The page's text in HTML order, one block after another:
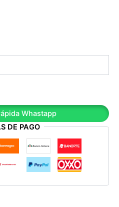
Whastapp
DE PAGO